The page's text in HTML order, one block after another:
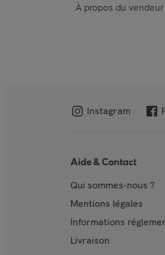
À propos du vendeur
Instagram
Aide & Contact
Qui sommes-nous ?
Mentions légales
Informations
Livraison